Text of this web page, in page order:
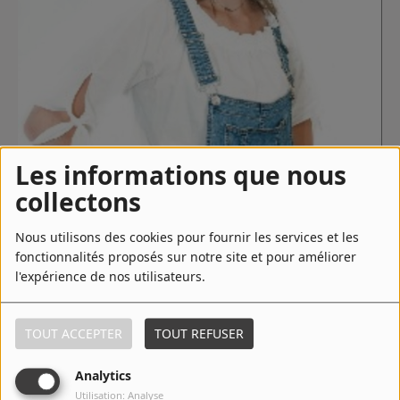
Les informations que nous
collectons
Nous utilisons des cookies pour fournir les services et les
fonctionnalités proposés sur notre site et pour améliorer
l'expérience de nos utilisateurs.
TOUT ACCEPTER TOUT REFUSER
Analytics
Utilisation: Analyse
Régie Publicitaire
Fréquences
Recherche d'un titre
SE CONNECTER
09 avril 2020 - 14:09